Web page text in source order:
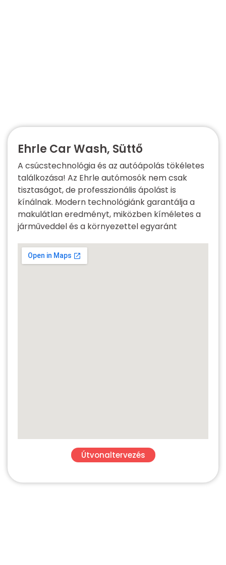
Ehrle Car Wash, Süttő
A csúcstechnológia és az autóápolás tökéletes
találkozása! Az Ehrle autómosók nem csak
tisztaságot, de professzionális ápolást is
kínálnak. Modern technológiánk garantálja a
makulátlan eredményt, miközben kíméletes a
járműveddel és a környezettel egyaránt
Útvonaltervezés